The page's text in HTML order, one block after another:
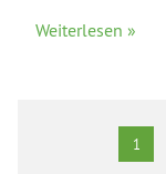
Weiterlesen »
1